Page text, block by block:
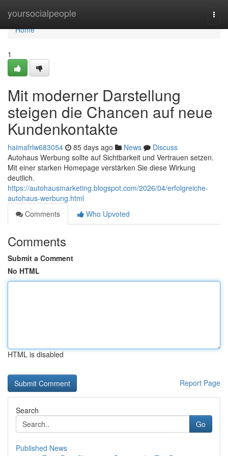
yoursocialpeople
Home
Home
1
Mit moderner Darstellung
steigen die Chancen auf neue
Kundenkontakte
haimafrlw683054 85 days ago News
Discuss
Autohaus Werbung sollte auf Sichtbarkeit und Vertrauen setzen.
Mit einer starken Homepage verstärken Sie diese Wirkung
deutlich.
https://autohausmarketing.blogspot.com/2026/04/erfolgreiche-
autohaus-werbung.html
Comments
Who Upvoted
Comments
Submit a Comment
No HTML
HTML is disabled
Report Page
Search
Go
Published News